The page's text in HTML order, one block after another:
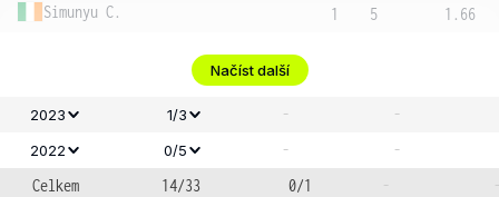
Simunyu C.
1
5
1.66
Načíst další
2023 1/3 - -
2022 0/5 -
-
Celkem
14/33 0/1 -